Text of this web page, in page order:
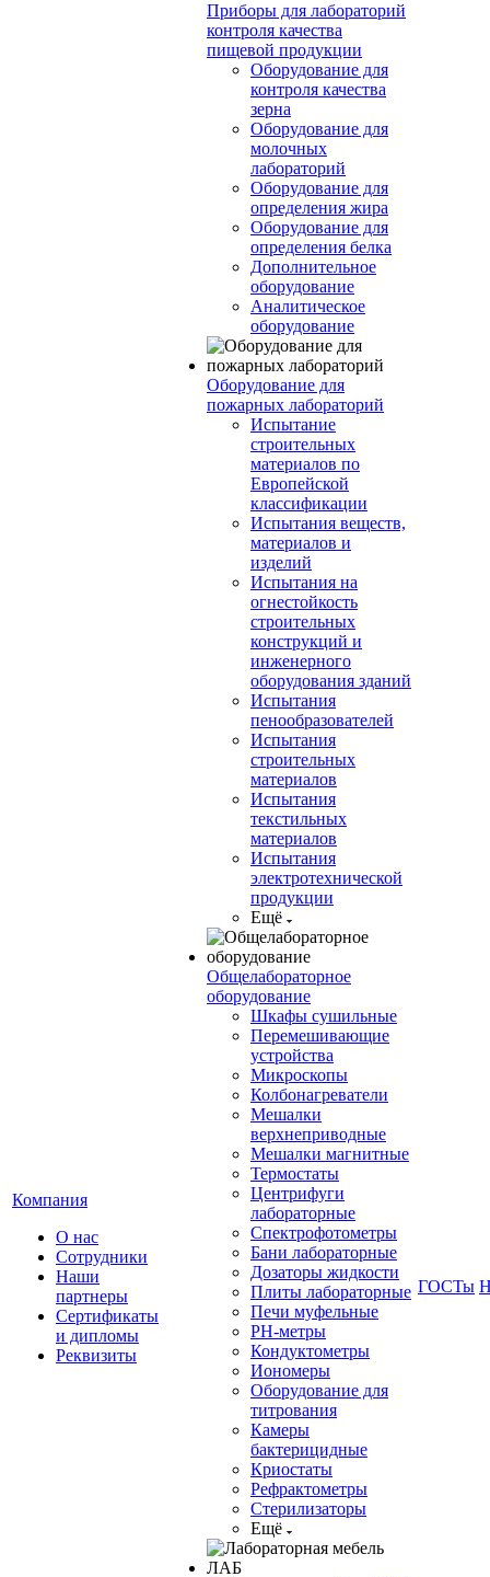
Компания
О нас
Сотрудники
Наши
партнеры
Сертификаты
и дипломы
Реквизиты
Приборы для лабораторий
контроля качества
пищевой продукции
Оборудование для
контроля качества
зерна
Оборудование для
молочных
лабораторий
Оборудование для
определения жира
Оборудование для
определения белка
Дополнительное
оборудование
Аналитическое
оборудование
Оборудование для
пожарных лабораторий
Испытание
строительных
материалов по
Европейской
классификации
Испытания веществ,
материалов и
изделий
Испытания на
огнестойкость
строительных
конструкций и
инженерного
оборудования зданий
Испытания
пенообразователей
Испытания
строительных
материалов
Испытания
текстильных
материалов
Испытания
электротехнической
продукции
Ещё
Общелабораторное
оборудование
Шкафы сушильные
Перемешивающие
устройства
Микроскопы
Колбонагреватели
Мешалки
верхнеприводные
Мешалки магнитные
Термостаты
Центрифуги
лабораторные
Спектрофотометры
Бани лабораторные
Дозаторы жидкости
Плиты лабораторные
Печи муфельные
РН-метры
Кондуктометры
Иономеры
Оборудование для
титрования
Камеры
бактерицидные
Криостаты
Рефрактометры
Стерилизаторы
Ещё
ГОСТы